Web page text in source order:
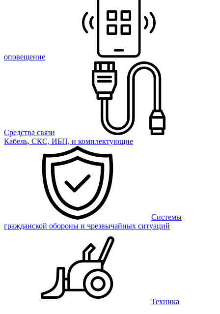
оповещение
Средства связи
Кабель, СКС, ИБП, и комплектующие
Системы
гражданской обороны и чрезвычайных ситуаций
Техника